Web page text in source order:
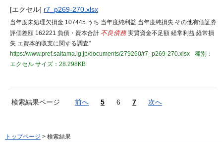
[エクセル] r7_p269-270.xlsx
当年度未処理欠損金 107445 うち 当年度純利益 当年度純損失 その他有価証券
評価差額 162221 負債・資本合計 不良債務実質資金不足額 経常利益 経常損
失 エ資本的収支に関する調査"
https://www.pref.saitama.lg.jp/documents/279260/r7_p269-270.xlsx
種別：
エクセル サイズ：28.298KB
検索結果ページ 前へ 5 6 7 次へ
トップページ > 検索結果